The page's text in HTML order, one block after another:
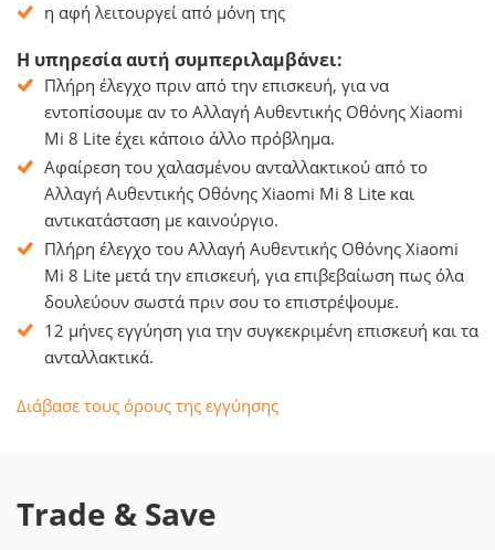
η αφή λειτουργεί από μόνη της
Η υπηρεσία αυτή συμπεριλαμβάνει:
Πλήρη έλεγχο πριν από την επισκευή, για να
εντοπίσουμε αν το Αλλαγή Αυθεντικής Οθόνης Xiaomi
Mi 8 Lite έχει κάποιο άλλο πρόβλημα.
Αφαίρεση του χαλασμένου ανταλλακτικού από το
Αλλαγή Αυθεντικής Οθόνης Xiaomi Mi 8 Lite και
αντικατάσταση με καινούργιο.
Πλήρη έλεγχο του Αλλαγή Αυθεντικής Οθόνης Xiaomi
Mi 8 Lite μετά την επισκευή, για επιβεβαίωση πως όλα
δουλεύουν σωστά πριν σου το επιστρέψουμε.
12 μήνες εγγύηση για την συγκεκριμένη επισκευή και τα
ανταλλακτικά.
Διάβασε τους όρους της εγγύησης
Trade & Save